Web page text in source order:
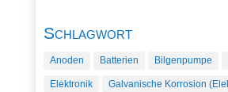
Schlagwort
Anoden Batterien Bilgenpumpe
Elektronik Galvanische Korrosion